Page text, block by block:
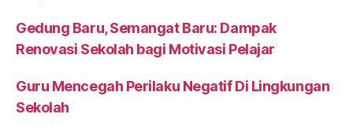
Gedung Baru, Semangat Baru: Dampak
Renovasi Sekolah bagi Motivasi Pelajar
Guru Mencegah Perilaku Negatif Di Lingkungan
Sekolah